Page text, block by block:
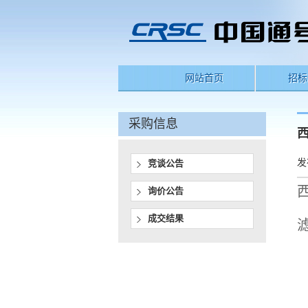
网站首页 招
采购信息
竞谈公告
询价公告
成交结果